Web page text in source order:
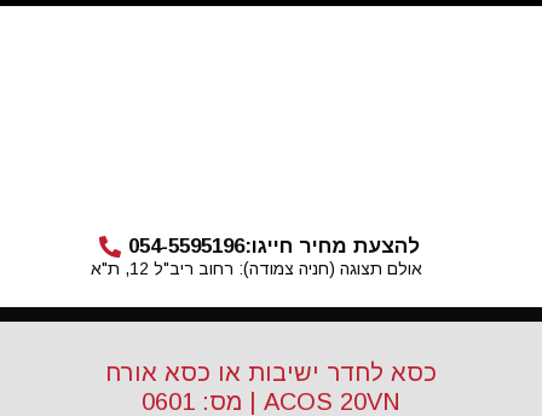
להצעת מחיר חייגו:054-5595196
אולם תצוגה (חניה צמודה): רחוב ריב"ל 12, ת"א
כסא לחדר ישיבות או כסא אורח
ACOS 20VN | מס: 0601